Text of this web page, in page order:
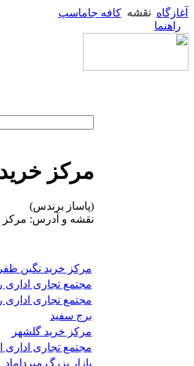
آغازگاه نقشه کافه جاماسپ
راهنما
مرکز
(پاساز برندس)
نقشه و آدرس: مرکز
مرکز خرید نگین ظفر
مجتمع تجاری اداری
مجتمع تجاری اداری
برج سفید
مرکز خرید گلشهر
مجتمع تجاری اداری
بازار بزرگ میرداماد